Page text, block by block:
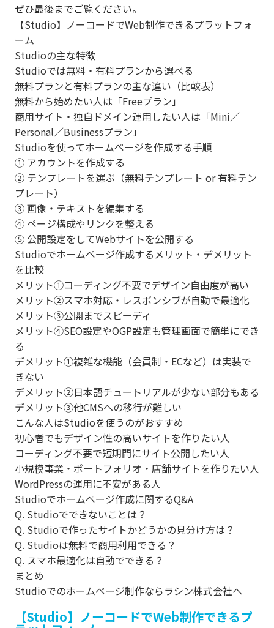
ぜひ最後までご覧ください。
【Studio】ノーコードでWeb制作できるプラットフォ
ーム
Studioの主な特徴
Studioでは無料・有料プランから選べる
無料プランと有料プランの主な違い（比較表）
無料から始めたい人は「Freeプラン」
商用サイト・独自ドメイン運用したい人は「Mini／
Personal／Businessプラン」
Studioを使ってホームページを作成する手順
① アカウントを作成する
② テンプレートを選ぶ（無料テンプレート or 有料テン
プレート）
③ 画像・テキストを編集する
④ ページ構成やリンクを整える
⑤ 公開設定をしてWebサイトを公開する
Studioでホームページ作成するメリット・デメリット
を比較
メリット①コーディング不要でデザイン自由度が高い
メリット②スマホ対応・レスポンシブが自動で最適化
メリット③公開までスピーディ
メリット④SEO設定やOGP設定も管理画面で簡単にでき
る
デメリット①複雑な機能（会員制・ECなど）は実装で
きない
デメリット②日本語チュートリアルが少ない部分もある
デメリット③他CMSへの移行が難しい
こんな人はStudioを使うのがおすすめ
初心者でもデザイン性の高いサイトを作りたい人
コーディング不要で短期間にサイト公開したい人
小規模事業・ポートフォリオ・店舗サイトを作りたい人
WordPressの運用に不安がある人
Studioでホームページ作成に関するQ&A
Q. Studioでできないことは？
Q. Studioで作ったサイトかどうかの見分け方は？
Q. Studioは無料で商用利用できる？
Q. スマホ最適化は自動でできる？
まとめ
Studioでのホームページ制作ならラシン株式会社へ
【Studio】ノーコードでWeb制作できるプ